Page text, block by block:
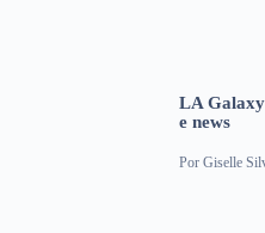
LA
e news
Por Giselle